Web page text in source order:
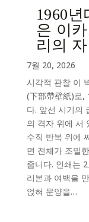
1960
은 이
리의
7월 20, 2026
시각적 관찰 이
(下部帶壁紙)로,
다. 앞선 시기의
의 격자 위에 서
수직 반복 위에
면 전체가 조밀
줍니다. 인쇄는
리본과 여백을
얹혀 문양을…